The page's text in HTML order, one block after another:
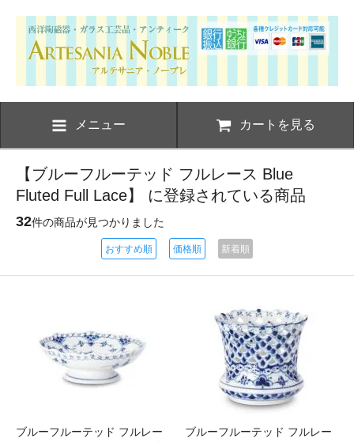
メニュー カートを見る
【ブルーフルーテッド フルレース Blue
Fluted Full Lace】 に登録されている商品
32件の商品が見つかりました
おすすめ順 価格順 新着順
ブルーフルーテッド フルレー
ブルーフルーテッド フルレー